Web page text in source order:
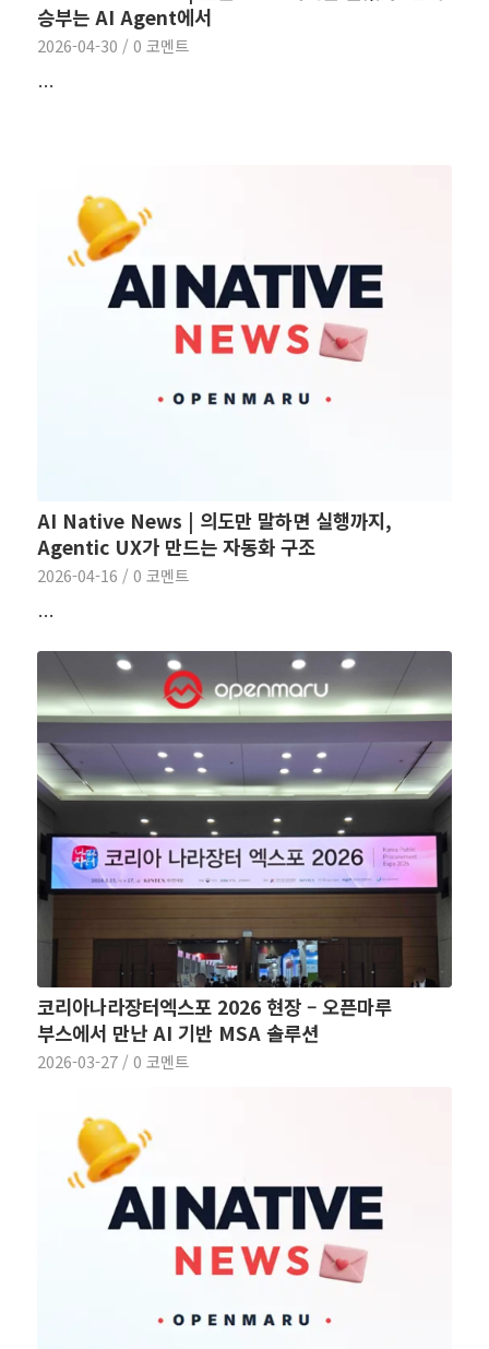
승부는 AI Agent에서
2026-04-30 / 0 코멘트
…
AI Native News | 의도만 말하면 실행까지,
Agentic UX가 만드는 자동화 구조
2026-04-16 / 0 코멘트
…
코리아나라장터엑스포 2026 현장 – 오픈마루
부스에서 만난 AI 기반 MSA 솔루션
2026-03-27 / 0 코멘트